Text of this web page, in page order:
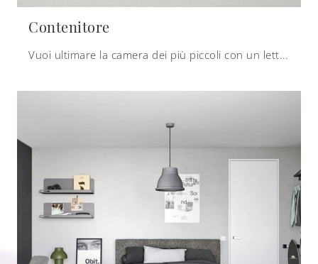
Contenitore
Vuoi ultimare la camera dei più piccoli con un letto singolo in tessuto? Ecco qui il modello Contenitore di Zalf per spazi moderni.